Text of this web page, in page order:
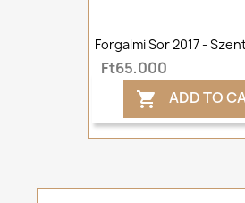
Forgalmi Sor 2017 -
Ft65,000
 ADD TO